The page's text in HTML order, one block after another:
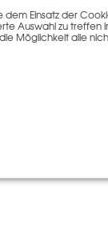
zu können.
dem Einsatz der
Auswahl zu treffen
Möglichkeit alle